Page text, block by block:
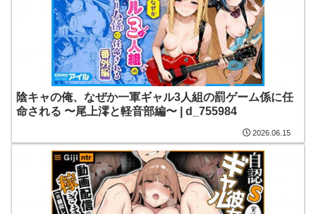
陰キャの俺、なぜか一軍ギャル3人組の罰ゲーム係に任
命される 〜尾上澪と軽音部編〜 | d_755984
2026.06.15